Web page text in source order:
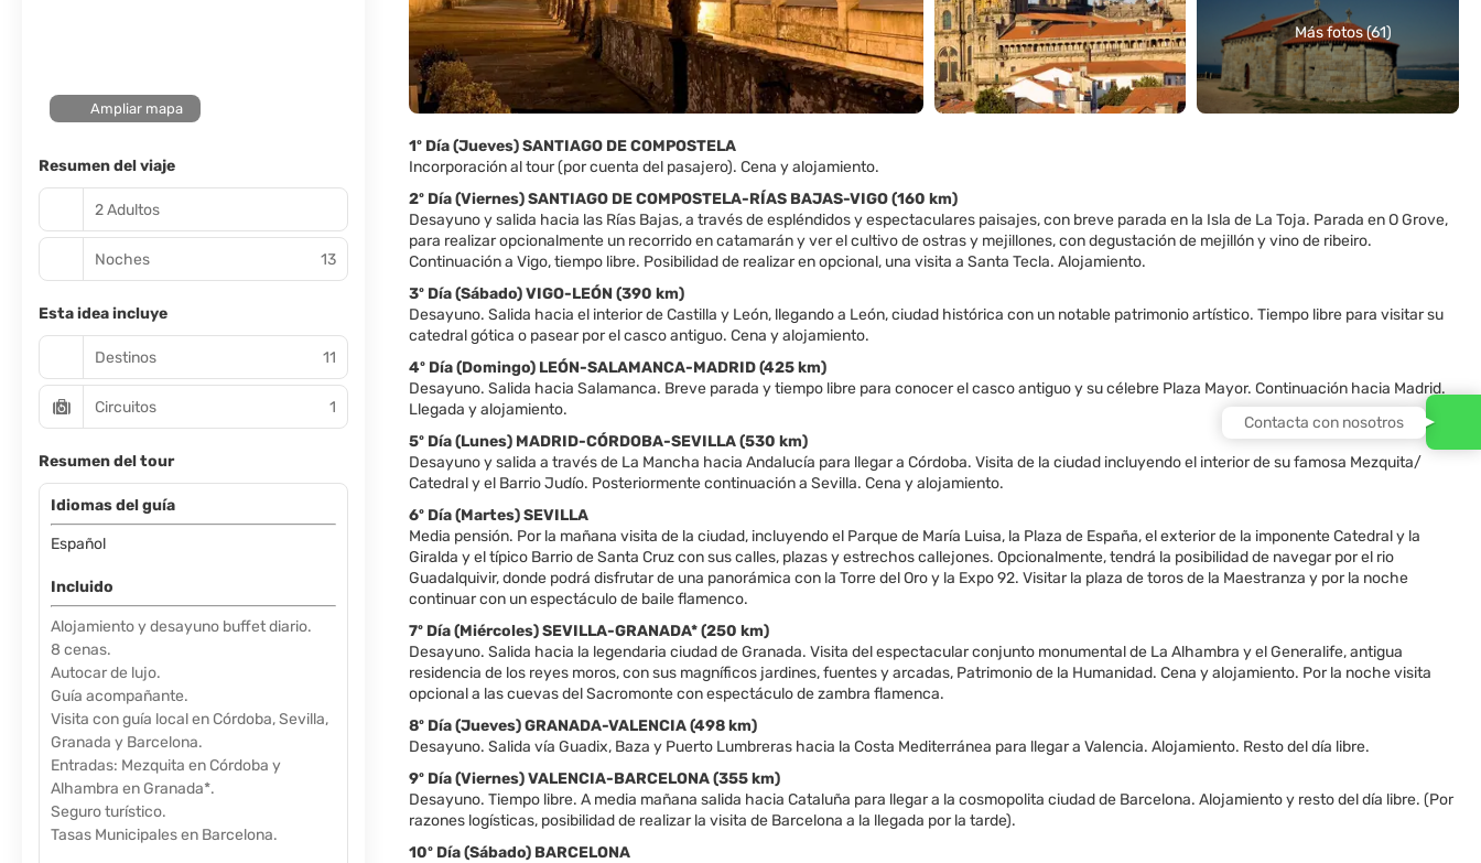
Más fotos (61)
1º Día (Jueves) SANTIAGO DE COMPOSTELA
Incorporación al tour (por cuenta del pasajero). Cena y alojamiento.
2º Día (Viernes) SANTIAGO DE COMPOSTELA-RÍAS BAJAS-VIGO (160 km)
Desayuno y salida hacia las Rías Bajas, a través de espléndidos y espectaculares paisajes, con breve parada en la Isla de La Toja. Parada en O Grove,
para realizar opcionalmente un recorrido en catamarán y ver el cultivo de ostras y mejillones, con degustación de mejillón y vino de ribeiro.
Continuación a Vigo, tiempo libre. Posibilidad de realizar en opcional, una visita a Santa Tecla. Alojamiento.
3º Día (Sábado) VIGO-LEÓN (390 km)
Desayuno. Salida hacia el interior de Castilla y León, llegando a León, ciudad histórica con un notable patrimonio artístico. Tiempo libre para visitar su
catedral gótica o pasear por el casco antiguo. Cena y alojamiento.
4º Día (Domingo) LEÓN-SALAMANCA-MADRID (425 km)
Desayuno. Salida hacia Salamanca. Breve parada y tiempo libre para conocer el casco antiguo y su célebre Plaza Mayor. Continuación hacia Madrid.
Llegada y alojamiento.
5º Día (Lunes) MADRID-CÓRDOBA-SEVILLA (530 km)
Desayuno y salida a través de La Mancha hacia Andalucía para llegar a Córdoba. Visita de la ciudad incluyendo el interior de su famosa Mezquita/
Catedral y el Barrio Judío. Posteriormente continuación a Sevilla. Cena y alojamiento.
6º Día (Martes) SEVILLA
Media pensión. Por la mañana visita de la ciudad, incluyendo el Parque de María Luisa, la Plaza de España, el exterior de la imponente Catedral y la
Giralda y el típico Barrio de Santa Cruz con sus calles, plazas y estrechos callejones. Opcionalmente, tendrá la posibilidad de navegar por el rio
Guadalquivir, donde podrá disfrutar de una panorámica con la Torre del Oro y la Expo 92. Visitar la plaza de toros de la Maestranza y por la noche
continuar con un espectáculo de baile flamenco.
7º Día (Miércoles) SEVILLA-GRANADA* (250 km)
Desayuno. Salida hacia la legendaria ciudad de Granada. Visita del espectacular conjunto monumental de La Alhambra y el Generalife, antigua
residencia de los reyes moros, con sus magníficos jardines, fuentes y arcadas, Patrimonio de la Humanidad. Cena y alojamiento. Por la noche visita
opcional a las cuevas del Sacromonte con espectáculo de zambra flamenca.
8º Día (Jueves) GRANADA-VALENCIA (498 km)
Desayuno. Salida vía Guadix, Baza y Puerto Lumbreras hacia la Costa Mediterránea para llegar a Valencia. Alojamiento. Resto del día libre.
9º Día (Viernes) VALENCIA-BARCELONA (355 km)
Desayuno. Tiempo libre. A media mañana salida hacia Cataluña para llegar a la cosmopolita ciudad de Barcelona. Alojamiento y resto del día libre. (Por
razones logísticas, posibilidad de realizar la visita de Barcelona a la llegada por la tarde).
10º Día (Sábado) BARCELONA
Ampliar mapa
Resumen del viaje
2 Adultos
Noches 13
Esta idea incluye
Destinos 11
Circuitos 1
Resumen del tour
Idiomas del guía
Español
Incluido
Alojamiento y desayuno buffet diario.
8 cenas.
Autocar de lujo.
Guía acompañante.
Visita con guía local en Córdoba, Sevilla,
Granada y Barcelona.
Entradas: Mezquita en Córdoba y
Alhambra en Granada*.
Seguro turístico.
Tasas Municipales en Barcelona.
Contacta con nosotros